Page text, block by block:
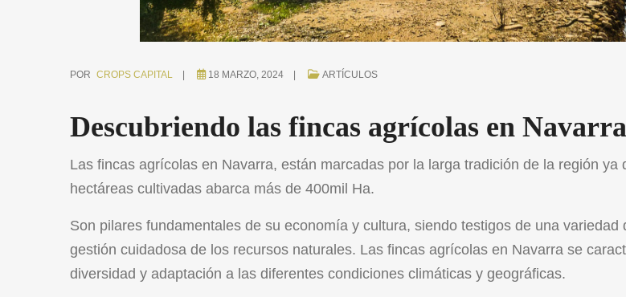
POR CROPS CAPITAL 18 MARZO, 2024 ARTÍCULOS
Descubriendo las fincas agrícolas en Navarra
Las fincas agrícolas en Navarra, están marcadas por la larga tradición de la región ya
hectáreas cultivadas abarca más de 400mil Ha.
Son pilares fundamentales de su economía y cultura, siendo testigos de una variedad
gestión cuidadosa de los recursos naturales. Las fincas agrícolas en Navarra se
diversidad y adaptación a las diferentes condiciones climáticas y geográficas.